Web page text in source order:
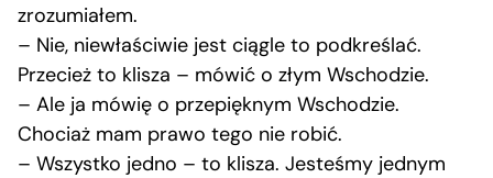
zrozumiałem.
– Nie, niewłaściwie jest ciągle to podkreślać.
Przecież to klisza – mówić o złym Wschodzie.
– Ale ja mówię o przepięknym Wschodzie.
Chociaż mam prawo tego nie robić.
– Wszystko jedno – to klisza. Jesteśmy jednym